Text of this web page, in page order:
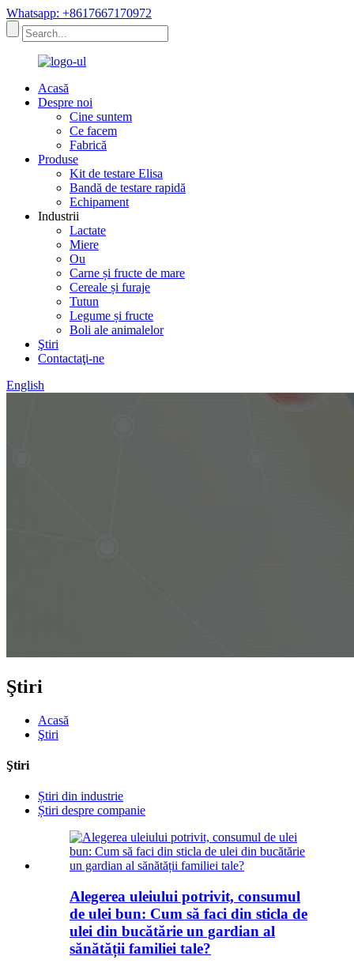
Whatsapp: +8617667170972
Acasă
Despre noi
Cine suntem
Ce facem
Fabrică
Produse
Kit de testare Elisa
Bandă de testare rapidă
Echipament
Industrii
Lactate
Miere
Ou
Carne și fructe de mare
Cereale și furaje
Tutun
Legume și fructe
Boli ale animalelor
Ştiri
Contactaţi-ne
English
Ştiri
Acasă
Ştiri
Ştiri
Știri din industrie
Știri despre companie
Alegerea uleiului potrivit, consumul
de ulei bun: Cum să faci din sticla de
ulei din bucătărie un gardian al
sănătății familiei tale?